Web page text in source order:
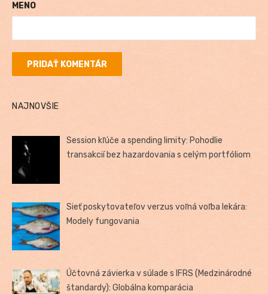
MENO
NAJNOVŠIE
Session kľúče a spending limity: Pohodlie
transakcií bez hazardovania s celým portfóliom
Sieť poskytovateľov verzus voľná voľba lekára:
Modely fungovania
Účtovná závierka v súlade s IFRS (Medzinárodné
štandardy): Globálna komparácia